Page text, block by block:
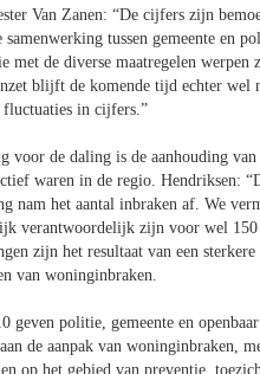
Van Zanen: “De cijfers zijn
samenwerking tussen gemeente en
met de diverse maatregelen werpen
blijft de komende tijd echter wel
fluctuaties in cijfers.”
voor de daling is de aanhouding van
waren in de regio. Hendriksen:
nam het aantal inbraken af. We
verantwoordelijk zijn voor wel 150
zijn het resultaat van een
van woninginbraken.
geven politie, gemeente en
de aanpak van woninginbraken,
op het gebied van preventie,